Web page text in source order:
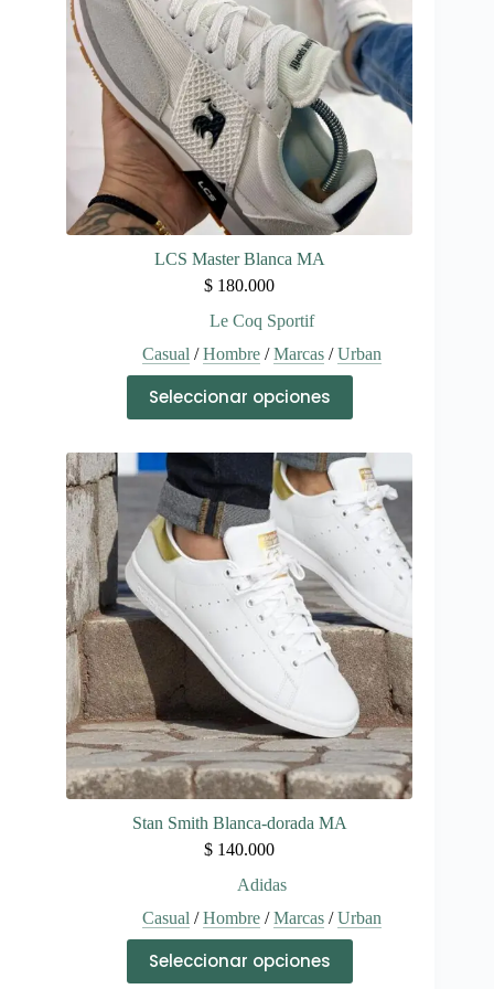
en
la
página
de
producto
LCS Master Blanca MA
$ 180.000
Le Coq Sportif
Casual /Hombre/Marcas/Urban
Seleccionar opciones
producto
tiene
variantes.
Las
opciones
se
pueden
elegir
en
la
página
producto
Stan Smith Blanca-dorada MA
$ 140.000
Adidas
Casual /Hombre/Marcas/Urban
Seleccionar opciones
producto